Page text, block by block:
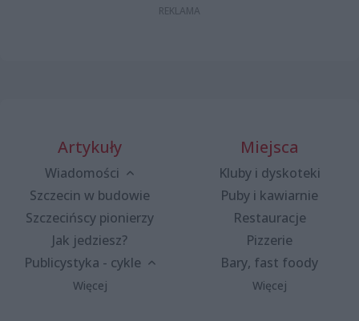
Artykuły
Wiadomości
Szczecin w budowie
Szczecińscy pionierzy
Jak jedziesz?
Publicystyka - cykle
Więcej
Miejsca
Kluby i dyskoteki
Puby i kawiarnie
Restauracje
Pizzerie
Bary, fast foody
Więcej